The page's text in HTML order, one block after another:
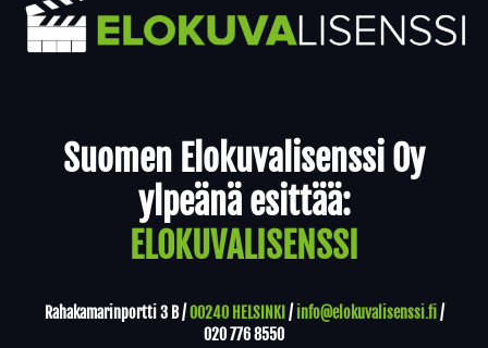
Suomen Elokuvalisenssi Oy
ylpeänä esittää:
ELOKUVALISENSSI
Rahakamarinportti 3 B /00240 HELSINKI / info@elokuvalisenssi.fi/
020 776 8550